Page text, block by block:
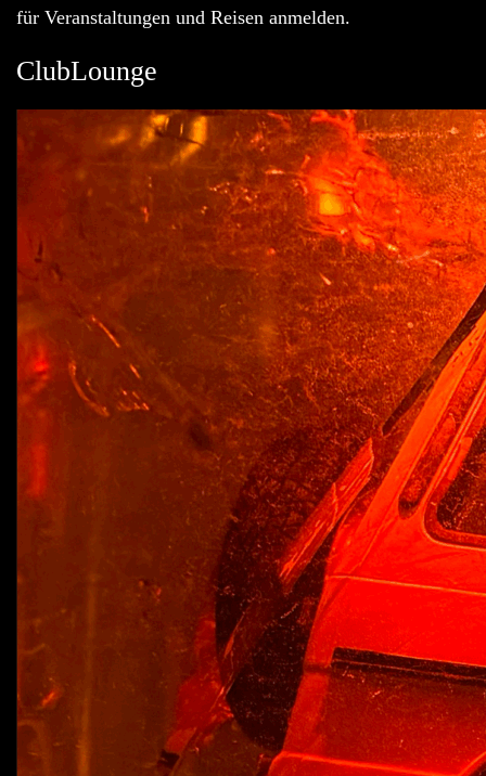
für Veranstaltungen und Reisen anmelden.
ClubLounge